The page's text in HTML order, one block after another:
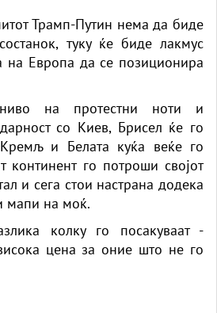
Трамп-Путин нема да биде
туку ќе биде лакмус
на Европа да се позиционира
на протестни ноти и
со Киев, Брисел ќе го
и Белата куќа веќе го
континент го потроши својот
и сега стои настрана додека
мапи на моќ.
колку го посакуваат -
цена за оние што не го